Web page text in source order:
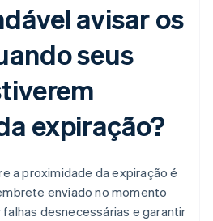
avisar os
seus
expiração?
a proximidade da expiração é
enviado no momento
desnecessárias e garantir